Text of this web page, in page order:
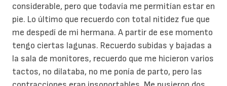
considerable, pero que todavía me permitían estar en
pie. Lo último que recuerdo con total nitidez fue que
me despedí de mi hermana. A partir de ese momento
tengo ciertas lagunas. Recuerdo subidas y bajadas a
la sala de monitores, recuerdo que me hicieron varios
tactos, no dilataba, no me ponía de parto, pero las